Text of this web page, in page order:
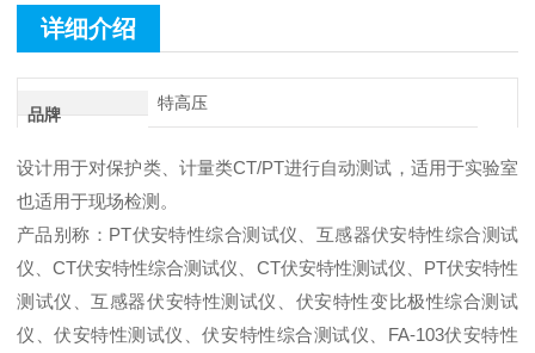
详细介绍
品牌
特高压
设计用于对保护类、计量类CT/PT进行自动测试，适用于实验室
也适用于现场检测。
产品别称：PT伏安特性综合测试仪、互感器伏安特性综合测试
仪、CT伏安特性综合测试仪、CT伏安特性测试仪、PT伏安特性
测试仪、互感器伏安特性测试仪、伏安特性变比极性综合测试
仪、伏安特性测试仪、伏安特性综合测试仪、FA-103伏安特性